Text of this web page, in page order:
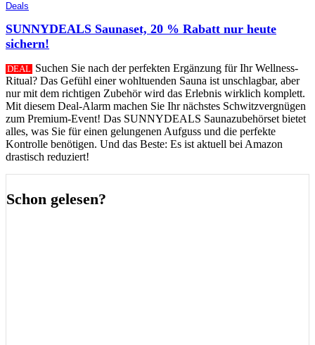
Deals
SUNNYDEALS Saunaset, 20 % Rabatt nur heute
sichern!
DEAL Suchen Sie nach der perfekten Ergänzung für Ihr Wellness-
Ritual? Das Gefühl einer wohltuenden Sauna ist unschlagbar, aber
nur mit dem richtigen Zubehör wird das Erlebnis wirklich komplett.
Mit diesem Deal-Alarm machen Sie Ihr nächstes Schwitzvergnügen
zum Premium-Event! Das SUNNYDEALS Saunazubehörset bietet
alles, was Sie für einen gelungenen Aufguss und die perfekte
Kontrolle benötigen. Und das Beste: Es ist aktuell bei Amazon
drastisch reduziert!
Schon gelesen?